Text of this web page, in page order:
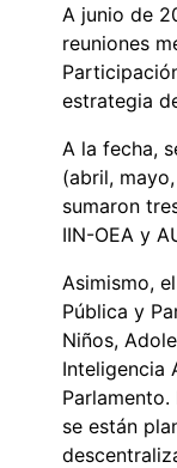
A junio de
reuniones
estrategia
A la fecha,
(abril,
sumaron
IIN-OEA y
Asimismo,
Pública y
Niños,
Inteligencia
se están